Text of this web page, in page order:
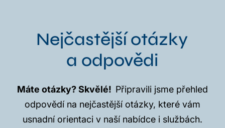
Nejčastější otázky
a odpovědi
Máte otázky? Skvělé! Připravili jsme přehled
odpovědí na nejčastější otázky, které vám
usnadní orientaci v naší nabídce i službách.